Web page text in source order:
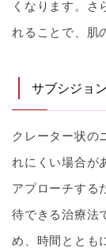
くなります。さ
れることで、肌
サブシジョ
クレーター状の
れにくい場合が
アプローチする
待できる治療法
め、時間ととも